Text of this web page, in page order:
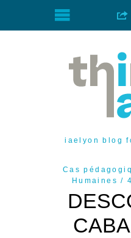
iaelyon blog
Cas
Humaines